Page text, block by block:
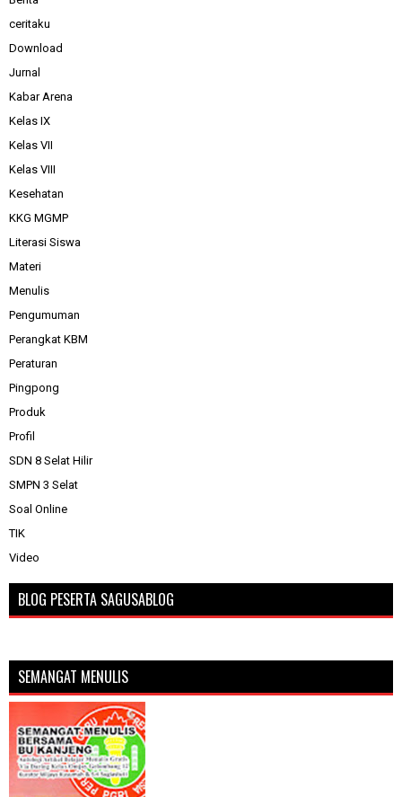
ceritaku
Download
Jurnal
Kabar Arena
Kelas IX
Kelas VII
Kelas VIII
Kesehatan
KKG MGMP
Literasi Siswa
Materi
Menulis
Pengumuman
Perangkat KBM
Peraturan
Pingpong
Produk
Profil
SDN 8 Selat Hilir
SMPN 3 Selat
Soal Online
TIK
Video
BLOG PESERTA SAGUSABLOG
SEMANGAT MENULIS